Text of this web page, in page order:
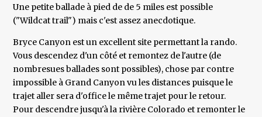
Une petite ballade à pied de de 5 miles est possible
("Wildcat trail") mais c'est assez anecdotique.
Bryce Canyon est un excellent site permettant la rando.
Vous descendez d'un côté et remontez de l'autre (de
nombresues ballades sont possibles), chose par contre
impossible à Grand Canyon vu les distances puisque le
trajet aller sera d'office le même trajet pour le retour.
Pour descendre jusqu'à la rivière Colorado et remonter le